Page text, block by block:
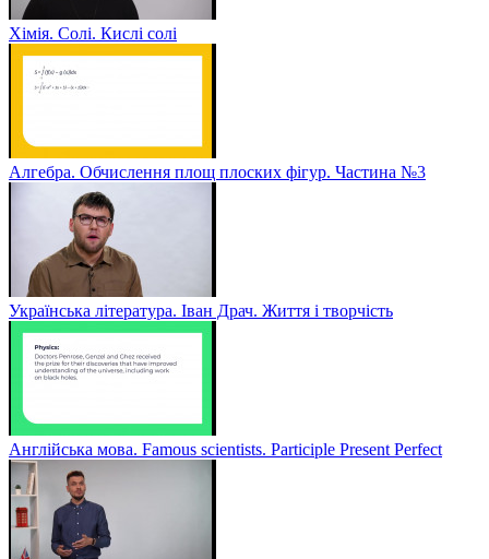
Хімія. Солі. Кислі солі
Алгебра. Обчислення площ плоских фігур. Частина №3
Українська література. Іван Драч. Життя і творчість
Англійська мова. Famous scientists. Participle Present Perfect